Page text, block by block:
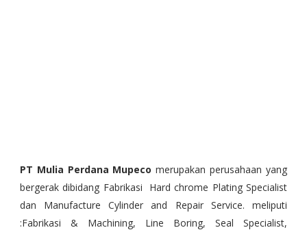
PT Mulia Perdana Mupecomerupakan perusahaan yang
bergerak dibidang Fabrikasi Hard chrome Plating Specialist
dan Manufacture Cylinder and Repair Service. meliputi
:Fabrikasi & Machining, Line Boring, Seal Specialist,